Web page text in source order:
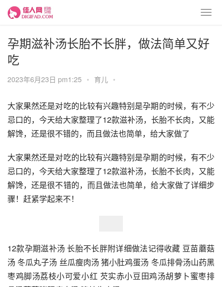
孕期滋补汤长胎不长胖，做法简单又好
吃
2023年6月23日 pm1:25 • 育儿 •
大家果然还是对吃的比较有兴趣特别是孕期的时候，有不少
忌口的，今天给大家整理了12款滋补汤，长胎不长肉，又能
解馋，还是很不错的，而且做法也简单，给大家做了
大家果然还是对吃的比较有兴趣特别是孕期的时候，有不少
忌口的，今天给大家整理了12款滋补汤，长胎不长肉，又能
解馋，还是很不错的，而且做法也简单，给大家做了详细步
骤！赶紧学起来不！
12款孕期滋补汤 长胎不长胖附详细做法记得收藏 豆苗蘑菇
汤 冬瓜丸子汤 丝瓜瘦肉汤 猪小肚鸡蛋汤 冬瓜排骨汤山药黑
枣鸡脚汤荔枝小可爱小红 芡实赤小豆田鸡汤胡萝卜蜜枣排